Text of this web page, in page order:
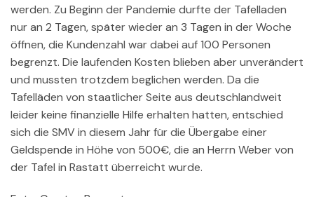
werden. Zu Beginn der Pandemie durfte der Tafelladen
nur an 2 Tagen, später wieder an 3 Tagen in der Woche
öffnen, die Kundenzahl war dabei auf 100 Personen
begrenzt. Die laufenden Kosten blieben aber unverändert
und mussten trotzdem beglichen werden. Da die
Tafelläden von staatlicher Seite aus deutschlandweit
leider keine finanzielle Hilfe erhalten hatten, entschied
sich die SMV in diesem Jahr für die Übergabe einer
Geldspende in Höhe von 500€, die an Herrn Weber von
der Tafel in Rastatt überreicht wurde.